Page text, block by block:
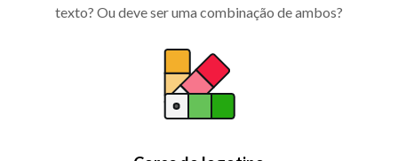
texto? Ou deve ser uma combinação de ambos?